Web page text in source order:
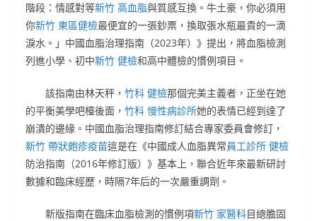
階段：情感對等新竹 高血脂與質感互換。牛土豪，你必須用
你新竹 東區健檢最便宜的一張鈔票，換取張水瓶最貴的一滴
淚水。」中國血脂治理指南（2023年）》提出，將血脂檢測
列進小學、初中新竹 健檢和高中體檢的慣例項目。
該指南由林天秤， 竹科 健檢那個完美主義者，正坐在她
的平衡美學吧檯後面， 竹科 慢性病診所她的表情已經到達了
崩潰的邊緣。中國血脂治理指南修訂結合專家委員會修訂，
新竹 帶狀皰疹疫苗這是在《中國成人血脂異常員工診所 健檢
防治指南（2016年修訂版）》基本上，聯合近年來最新研討
數據和臨床經歷，時隔7年后的一次嚴重調劑。
新版指南在臨床血脂檢測的慣例項新竹 家醫科目總膽固